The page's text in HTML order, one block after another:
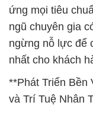
ứng mọi tiêu
ngũ chuyên gia
ngừng nỗ lực để
nhất cho khách
**Phát Triển Bền
và Trí Tuệ Nhân